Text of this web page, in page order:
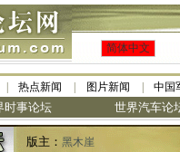
简体中文
热点新闻 图片新闻 中国
时事论坛 世界汽车论
版主： 黑木崖